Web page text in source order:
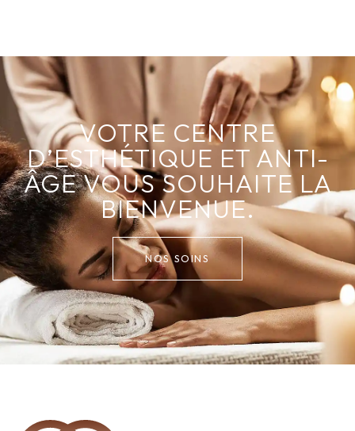
VOTRE CENTRE
D’ESTHÉTIQUE ET ANTI-
ÂGE VOUS SOUHAITE LA
BIENVENUE.
NOS SOINS